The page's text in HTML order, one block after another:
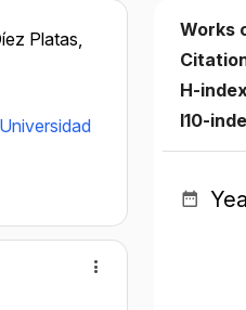
Platas,
Universidad
Works
H-
I10-